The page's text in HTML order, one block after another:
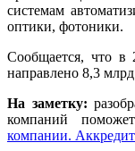
системам
оптики, фотоники.
Сообщается, что в
направлено 8,3
На заметку:
компаний
компании.